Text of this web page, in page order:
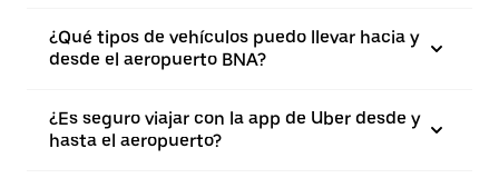
¿Qué tipos de vehículos puedo llevar hacia y
desde el aeropuerto BNA?
¿Es seguro viajar con la app de Uber desde y
hasta el aeropuerto?